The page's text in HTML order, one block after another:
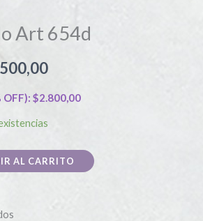
Art 654d
$2.800,00
AL CARRITO